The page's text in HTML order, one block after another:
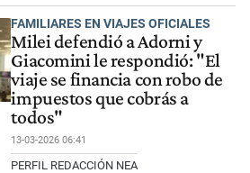
FAMILIARES EN VIAJES OFICIALES
Milei defendió a Adorni y
Giacomini le respondió: "El
viaje se financia con robo de
impuestos que cobrás a
todos"
13-03-2026 06:41
PERFIL REDACCIÓN NEA